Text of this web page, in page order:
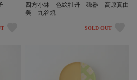
四方小鉢 色絵牡丹 磁器 高原真由
美 九谷焼
SOLD OUT